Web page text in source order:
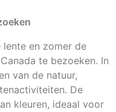
en zomer de
te bezoeken. In
van de natuur,
De
kleuren, ideaal voor